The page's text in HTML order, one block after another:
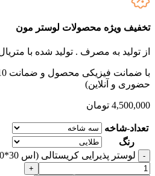
تخفیف ویژه محصولات لوستر مون
از تولید به مصرف . تولید شده با
حضوری و آنلاین)
4,500,000 تومان
تعداد-شاخه
رنگ
لوستر پذیرایی کریستالی (اس 30*10) لوستر مون عدد